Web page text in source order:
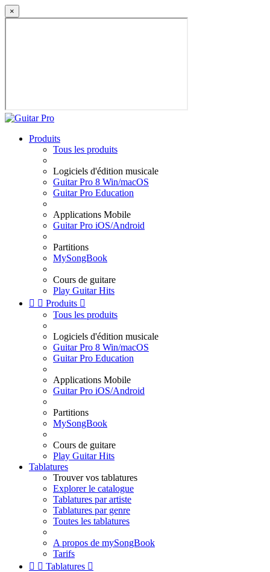
×
Produits
Tous les produits
Logiciels d'édition musicale
Guitar Pro 8 Win/macOS
Guitar Pro Education
Applications Mobile
Guitar Pro iOS/Android
Partitions
MySongBook
Cours de guitare
Play Guitar Hits
  Produits 
Tous les produits
Logiciels d'édition musicale
Guitar Pro 8 Win/macOS
Guitar Pro Education
Applications Mobile
Guitar Pro iOS/Android
Partitions
MySongBook
Cours de guitare
Play Guitar Hits
Tablatures
Trouver vos tablatures
Explorer le catalogue
Tablatures par artiste
Tablatures par genre
Toutes les tablatures
A propos de mySongBook
Tarifs
  Tablatures 